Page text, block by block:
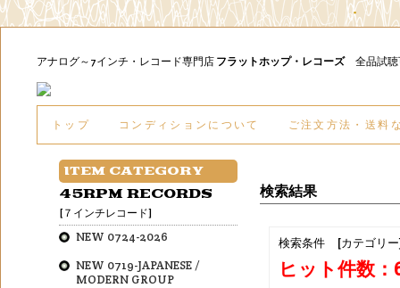
アナログ～7インチ・レコード専門店 フラットホップ・レコーズ全品試
トップ コンディションについて ご注文方法・送料
検索結果
検索条件 [カテゴリ
ヒット件数：
ITEM CATEGORY
45RPM RECORDS
[７インチレコード]
NEW 0724-2026
NEW 0719-JAPANESE /
MODERN GROUP